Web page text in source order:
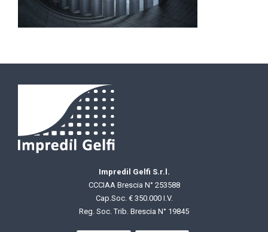
Impredil Gelfi S.r.l.
CCCIAA Brescia N° 253588
Cap.Soc. € 350.000 I.V.
Reg. Soc. Trib. Brescia N° 19845